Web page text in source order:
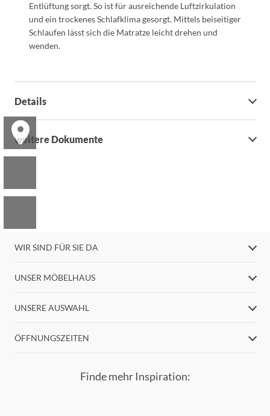
Entlüftung sorgt. So ist für ausreichende Luftzirkulation
und ein trockenes Schlafklima gesorgt. Mittels beiseitiger
Schlaufen lässt sich die Matratze leicht drehen und
wenden.
Details
weitere Dokumente
WIR SIND FÜR SIE DA
UNSER MÖBELHAUS
UNSERE AUSWAHL
ÖFFNUNGSZEITEN
Finde mehr Inspiration: